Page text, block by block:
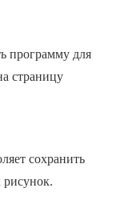
программу для
страницу
сохранить
рисунок.